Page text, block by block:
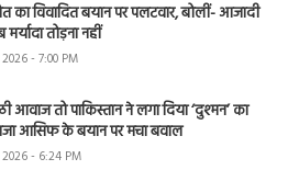
का विवादित बयान पर पलटवार, बोलीं- आजादी
तोड़ना नहीं
- 7:00 PM
आवाज तो पाकिस्तान ने लगा दिया ‘दुश्मन’ का
आसिफ के बयान पर मचा बवाल
- 6:24 PM